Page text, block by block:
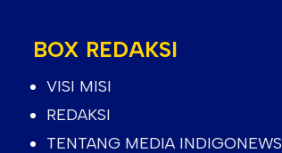
BOX REDAKSI
VISI MISI
REDAKSI
TENTANG MEDIA INDIGONEWS